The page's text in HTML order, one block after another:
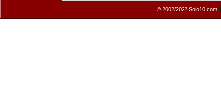
© 2002/2022 Solo10.com